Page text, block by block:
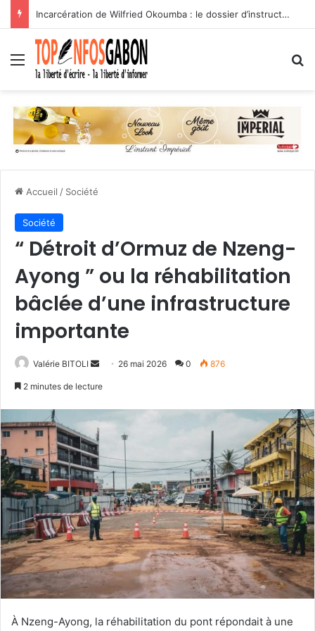
Incarcération de Wilfried Okoumba : le dossier d’instruction en balade sur les réseaux sociaux
Menu
Accueil / Société
Société
“ Détroit d’Ormuz de Nzeng-
Ayong ” ou la réhabilitation
bâclée d’une infrastructure
importante
Valérie BITOLI
r
u
n
c
o
u
r
r
i
e
26 mai 2026 0 876
2 minutes de lecture
À Nzeng-Ayong, la réhabilitation du pont répondait à une